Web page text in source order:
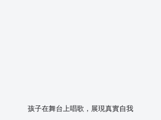
孩子在舞台上唱歌，展現真實自我